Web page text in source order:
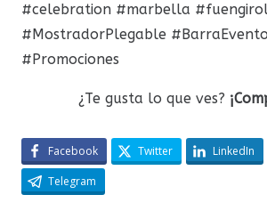
#celebration #marbella
#MostradorPlegable
#Promociones
¿Te gusta lo que ves?
Facebook Twitter LinkedIn
Telegram